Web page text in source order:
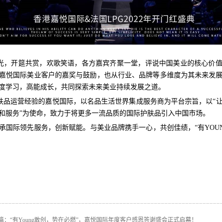
，开筵共赏，欢歌笑语，各方嘉宾齐聚一堂，评说中国美业的核心价
悦国际美业客户的嘉奖与鼓励，也从行业、品牌等多维度为其未来发
学习，高能成长，共同探索未来美业持续发展之道。
品运营经验的嘉悦国际，以名品生活世界集成服务商为平台宗旨，以“
服务”为使命，致力于将更多一流品质的国际护肤品引入中国市场。
国际领先服务，创新赋能。与美业品牌携手一心，共创佳绩，“有
： “有Young敢创，势在必燃”，嘉悦国际年度客户感恩答谢盛会正式启幕！